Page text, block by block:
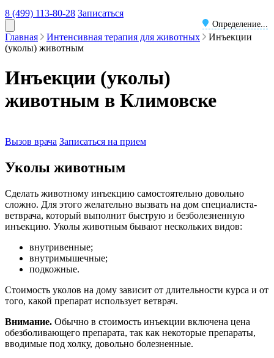
8 (499) 113-80-28
Определение...
Записаться
Главная Интенсивная терапия для животных
Инъекции
(уколы) животным
Инъекции (уколы)
животным в Климовске
Вызов врача Записаться на прием
Уколы животным
Сделать животному инъекцию самостоятельно довольно
сложно. Для этого желательно вызвать на дом специалиста-
ветврача, который выполнит быструю и безболезненную
инъекцию. Уколы животным бывают нескольких видов:
внутривенные;
внутримышечные;
подкожные.
Стоимость уколов на дому зависит от длительности курса и от
того, какой препарат использует ветврач.
Внимание. Обычно в стоимость инъекции включена цена
обезболивающего препарата, так как некоторые препараты,
вводимые под холку, довольно болезненные.